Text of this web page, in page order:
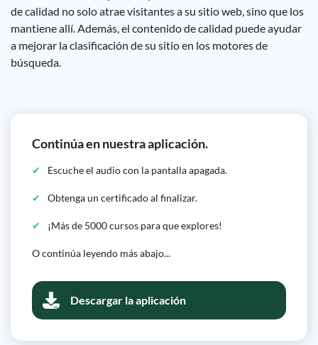
de calidad no solo atrae visitantes a su sitio web, sino que los
mantiene allí. Además, el contenido de calidad puede ayudar
a mejorar la clasificación de su sitio en los motores de
búsqueda.
Continúa en nuestra aplicación.
Escuche el audio con la pantalla apagada.
Obtenga un certificado al finalizar.
¡Más de 5000 cursos para que explores!
O continúa leyendo más abajo...
Descargar la aplicación